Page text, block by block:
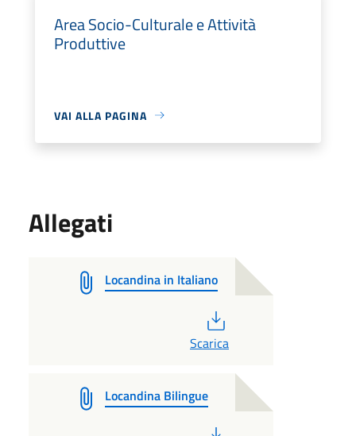
Area Socio-Culturale e Attività
Produttive
VAI ALLA PAGINA
Allegati
Locandina in Italiano
Scarica
Locandina Bilingue